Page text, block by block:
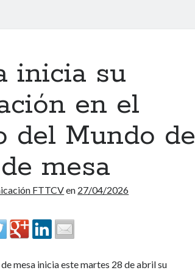
inicia su
en el
del Mundo de
mesa
FTTCVen 27/04/2026
mesa inicia este martes 28 de abril su